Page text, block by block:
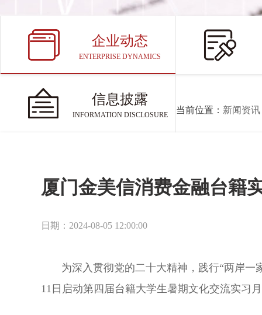
企业动态
ENTERPRISE DYNAMICS
信息披露
INFORMATION DISCLOSURE 当前位置： 新闻资讯
厦门金美信消费金融台籍
日期：2024-08-05 12:00:00
为深入贯彻党的二十大精神，践行“两岸一
11日启动第四届台籍大学生暑期文化交流实习